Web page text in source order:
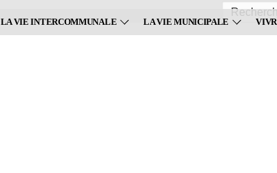
LA VIE INTERCOMMUNALE LA VIE MUNICIPALE